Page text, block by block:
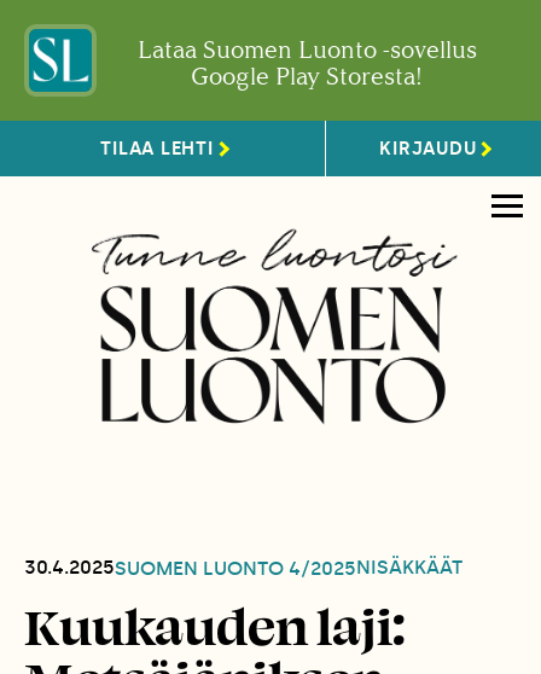
Lataa Suomen Luonto -sovellus
Google Play Storesta!
TILAA LEHTI KIRJAUDU
30.4.2025SUOMEN LUONTO 4/2025NISÄKKÄÄT
Kuukauden laji: